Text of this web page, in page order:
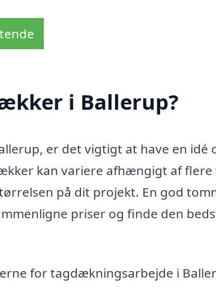
i Ballerup?
er det vigtigt at have en idé
kan variere afhængigt af
på dit projekt. En god
priser og finde den
for tagdækningsarbejde i